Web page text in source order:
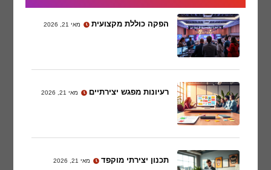
הפקה כוללת מקצועית מאי 21, 2026
רעיונות מפגש יצירתיים מאי 21, 2026
תכנון יצירתי מוקפד מאי 21, 2026